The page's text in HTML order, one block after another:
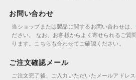
お問い合わせ
当ショップまたは製品に関するお問い合わせは、
ださい。
なお、お客様からよく寄せられるご質
ります。こちらも合わせてご確認ください。
ご注文確認メール
ご注文完了後、ご入力いただいたメールアドレ